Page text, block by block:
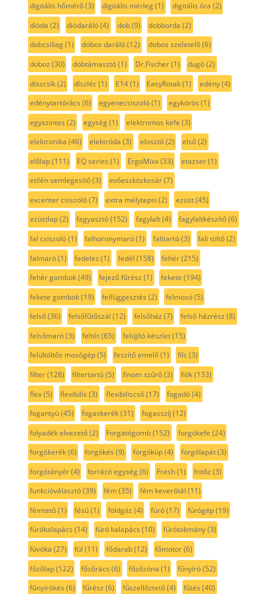
digitális hőmérő(3) digitális mérleg(1) digitális óra (2)
dióda (2) diódaráló(4) dob(9) dobborda (2)
dobcsillag(1) dobos daráló(12) dobos szeletelő(6)
doboz (30) dobtámasztó(1) Dr.Fischer(1) dugó(2)
díszcsík(2) díszléc(1) E14(1) EasyRotak(1) edény(4)
edénytartórács (6) egyenecsiszoló(1) egykörös (1)
egyszintes (2) egység(1) elektromos kefe (3)
elektronika (46) elektróda (3) elosztó(2) első(2)
előlap(111) EQ series (1) ErgoMixx(33) etazser(1)
etilén semlegesítő(3) evőeszközkosár(7)
excenter csiszoló(7) extra mélytepsi (2) ezüst(45)
ezüstlap(2) fagyasztó(152) fagylalt(4) fagylaltkészítő(6)
fal csiszoló(1) falhoronymaró(1) falitartó(3) fali töltő(2)
falmaró(1) fedeles (1) fedél (158) fehér(215)
fehér gombok(49) fejező fűrész (1) fekete (194)
fekete gombok(19) felfüggesztés (2) felmosó(5)
felső(36) felsőfűtőszál (12) felsőház (7) felső házrész (8)
felsőmaró(3) feltét(65) felújító készlet(15)
felültöltős mosógép(5) feszítő emelő(1) filc(3)
filter(128) filtertartó(5) finom szűrő(3) fiók(133)
flex(5) flexibilis (3) flexibiliscső(17) fogadó(4)
fogantyú(45) fogaskerék(31) fogasszíj (12)
folyadék elvezető(2) Forgatógomb(152) forgókefe (24)
forgókerék(6) forgókés (9) forgókúp(4) forgólapát(3)
forgótányér(4) forrázó egység(6) Fresh(1) fritőz (3)
funkcióválasztó(39) fém(35) fém keverőtál (11)
fémtető(1) fésű(1) földgáz (4) fúró(17) fúrógép(19)
fúrókalapács (14) fúró kalapács (10) fúrótokmány(3)
fúvóka (27) fül (11) fődarab(12) főmotor(6)
főzőlap(122) főzőrács (6) főzőzóna (1) fűnyíró(52)
fűnyírókés (6) fűrész (6) fűszellőztető(4) fűtés (40)